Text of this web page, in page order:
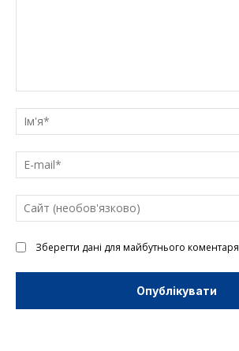
текст
Зберегти дані для майбутнього коментаря